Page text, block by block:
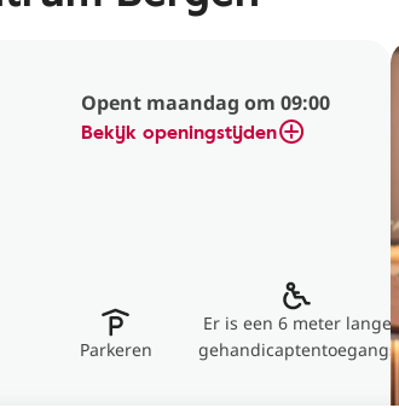
Opent maandag om 09:00
Bekijk openingstijden
Parkeren
Er is een 6 meter lange
gehandicaptentoegangs